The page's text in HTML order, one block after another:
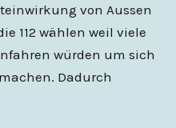
von Aussen
112 wählen weil viele
würden um sich
Dadurch